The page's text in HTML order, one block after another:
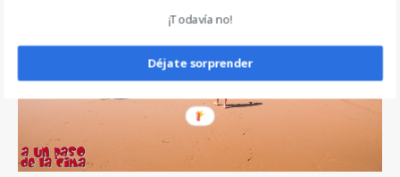
¡Todavía no!
Déjate sorprender